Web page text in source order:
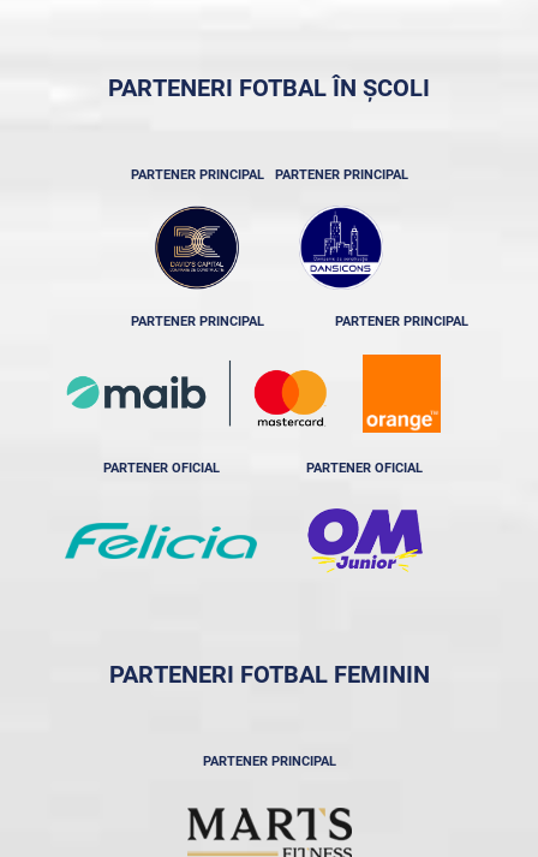
PARTENERI FOTBAL ÎN ȘCOLI
PARTENER PRINCIPAL PARTENER PRINCIPAL
PARTENER PRINCIPAL PARTENER PRINCIPAL
PARTENER OFICIAL PARTENER OFICIAL
PARTENERI FOTBAL FEMININ
PARTENER PRINCIPAL